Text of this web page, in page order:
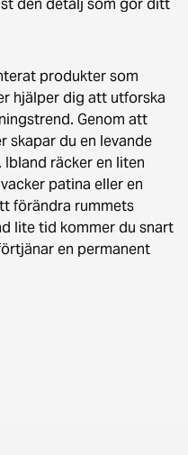
produkter som
hjälper dig att utforska
Genom att
skapar du en levande
räcker en liten
patina eller en
förändra rummets
lite tid kommer du snart
en permanent